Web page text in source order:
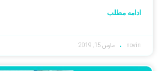
ادامه مطلب
novin مارس 15, 2019